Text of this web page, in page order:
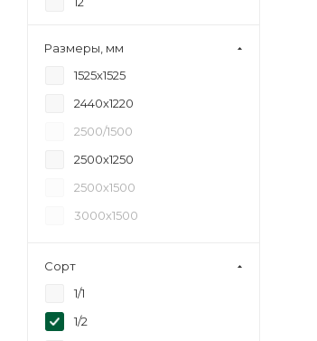
18
Размеры, мм
1525х1525
2440х1220
2500/1500
2500х1250
2500х1500
3000х1500
Сорт
1/1
1/2